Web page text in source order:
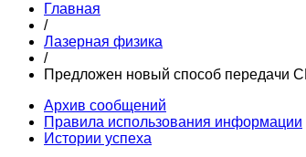
Главная
/
Лазерная физика
/
Предложен новый способ передачи
Архив сообщений
Правила использования информации
Истории успеха